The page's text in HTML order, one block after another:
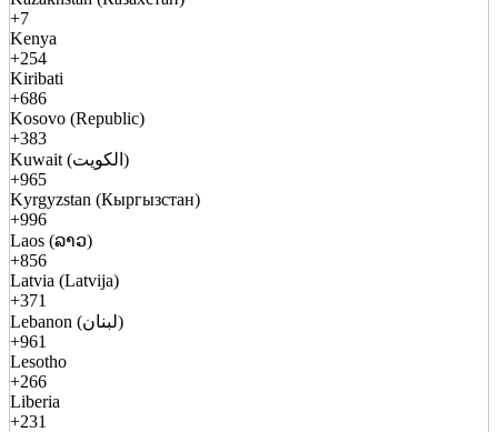
+7
Kenya
+254
Kiribati
+686
Kosovo (Republic)
+383
Kuwait (الكويت)
+965
Kyrgyzstan (Кыргызстан)
+996
Laos (ລາວ)
+856
Latvia (Latvija)
+371
Lebanon (لبنان)
+961
Lesotho
+266
Liberia
+231